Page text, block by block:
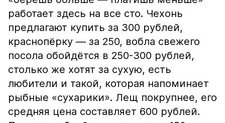
работает здесь на все сто. Чехонь
предлагают купить за 300 рублей,
краснопёрку — за 250, вобла свежего
посола обойдётся в 250-300 рублей,
столько же хотят за сухую, есть
любители и такой, которая напоминает
рыбные «сухарики». Лещ покрупнее, его
средняя цена составляет 600 рублей.